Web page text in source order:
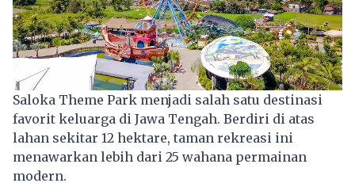
Saloka Theme Park menjadi salah satu destinasi
favorit keluarga di Jawa Tengah. Berdiri di atas
lahan sekitar 12 hektare, taman rekreasi ini
menawarkan lebih dari 25 wahana permainan
modern.